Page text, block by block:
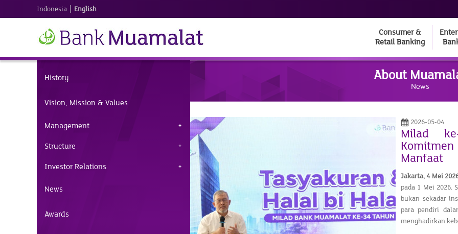
Indonesia | English
Consumer &
Retail Banking
History
Vision, Mission & Values
Management
Structure
Investor Relations
News
Awards
About
News
2026-05-04
Milad
Manfaat
Jakarta, 4 Mei
pada 1 Mei 2026.
bukan sekadar
para pendiri
menghadirkan